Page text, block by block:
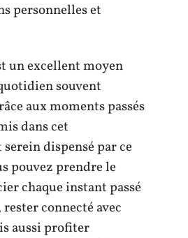
personnelles et
un excellent moyen
souvent
aux moments passés
dans cet
dispensé par ce
pouvez prendre le
chaque instant passé
connecté avec
aussi profiter